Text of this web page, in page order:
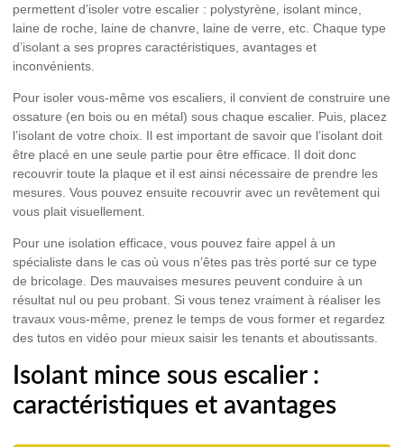
permettent d’isoler votre escalier : polystyrène, isolant mince,
laine de roche, laine de chanvre, laine de verre, etc. Chaque type
d’isolant a ses propres caractéristiques, avantages et
inconvénients.
Pour isoler vous-même vos escaliers, il convient de construire une
ossature (en bois ou en métal) sous chaque escalier. Puis, placez
l’isolant de votre choix. Il est important de savoir que l’isolant doit
être placé en une seule partie pour être efficace. Il doit donc
recouvrir toute la plaque et il est ainsi nécessaire de prendre les
mesures. Vous pouvez ensuite recouvrir avec un revêtement qui
vous plait visuellement.
Pour une isolation efficace, vous pouvez faire appel à un
spécialiste dans le cas où vous n’êtes pas très porté sur ce type
de bricolage. Des mauvaises mesures peuvent conduire à un
résultat nul ou peu probant. Si vous tenez vraiment à réaliser les
travaux vous-même, prenez le temps de vous former et regardez
des tutos en vidéo pour mieux saisir les tenants et aboutissants.
Isolant mince sous escalier :
caractéristiques et avantages